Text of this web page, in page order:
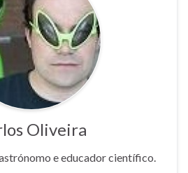
Oliveira
e educador científico.